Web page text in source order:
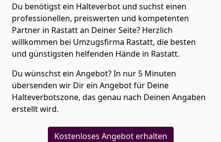
Du benötigst ein Halteverbot und suchst einen
professionellen, preiswerten und kompetenten
Partner in Rastatt an Deiner Seite? Herzlich
willkommen bei Umzugsfirma Rastatt, die besten
und günstigsten helfenden Hände in Rastatt.
Du wünschst ein Angebot? In nur 5 Minuten
übersenden wir Dir ein Angebot für Deine
Halteverbotszone, das genau nach Deinen Angaben
erstellt wird.
Kostenloses Angebot erhalten